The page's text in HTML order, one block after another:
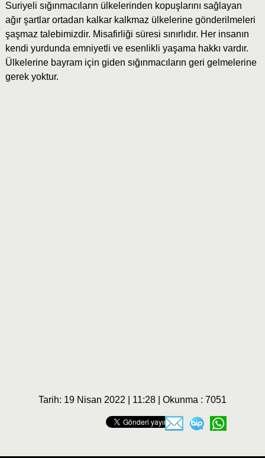
Suriyeli sığınmacıların ülkelerinden kopuşlarını sağlayan
ağır şartlar ortadan kalkar kalkmaz ülkelerine gönderilmeleri
şaşmaz talebimizdir. Misafirliği süresi sınırlıdır. Her insanın
kendi yurdunda emniyetli ve esenlikli yaşama hakkı vardır.
Ülkelerine bayram için giden sığınmacıların geri gelmelerine
gerek yoktur.
Tarih: 19 Nisan 2022 | 11:28 | Okunma : 7051